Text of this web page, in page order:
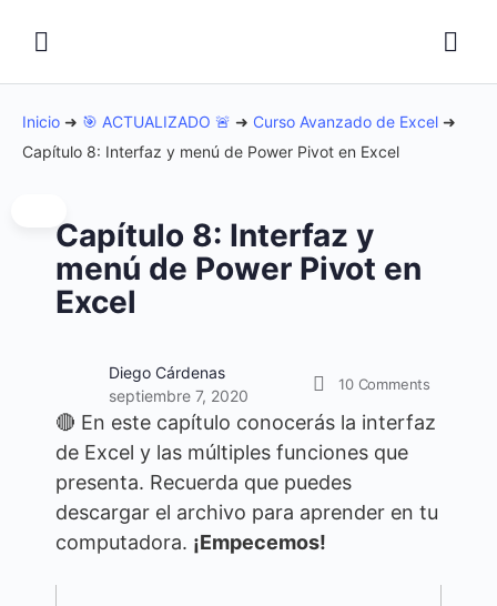
Inicio ➜ 🎯 ACTUALIZADO 🚨 ➜ Curso Avanzado de Excel ➜
Capítulo 8: Interfaz y menú de Power Pivot en Excel
Capítulo 8: Interfaz y
menú de Power Pivot en
Excel
Diego Cárdenas
septiembre 7, 2020
10 Comments
🔴 En este capítulo conocerás la interfaz
de Excel y las múltiples funciones que
presenta. Recuerda que puedes
descargar el archivo para aprender en tu
computadora. ¡Empecemos!